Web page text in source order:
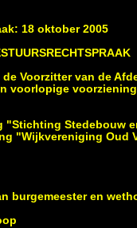
18 oktober 2005
Voorzitter van de
voorlopige
"Stichting Stedebouw
"Wijkvereniging Oud
burgemeester en